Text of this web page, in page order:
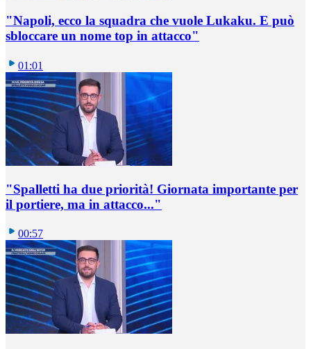
"Napoli, ecco la squadra che vuole Lukaku. E può
sbloccare un nome top in attacco"
01:01
"Spalletti ha due priorità! Giornata importante per
il portiere, ma in attacco..."
00:57